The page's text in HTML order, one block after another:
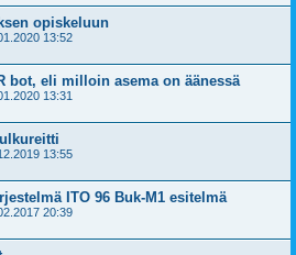
opiskeluun
13:52
bot, eli milloin asema on äänessä
13:31
13:55
ITO 96 Buk-M1 esitelmä
20:39